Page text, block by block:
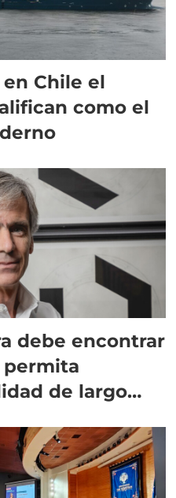
Chile el
como el
debe encontrar
de largo